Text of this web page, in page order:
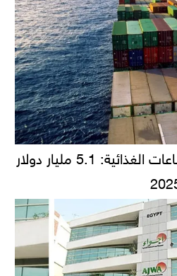
قفزة في صادرات الصناعات الغذائية: 5.1 مليار دولار